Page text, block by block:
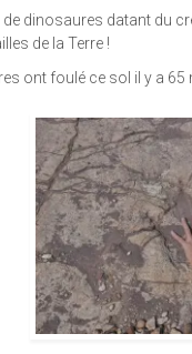
dinosaures datant du
de la Terre !
ont foulé ce sol il y a